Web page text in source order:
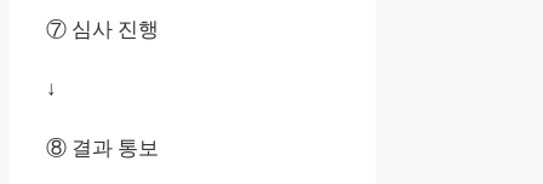
⑦ 심사 진행
↓
⑧ 결과 통보